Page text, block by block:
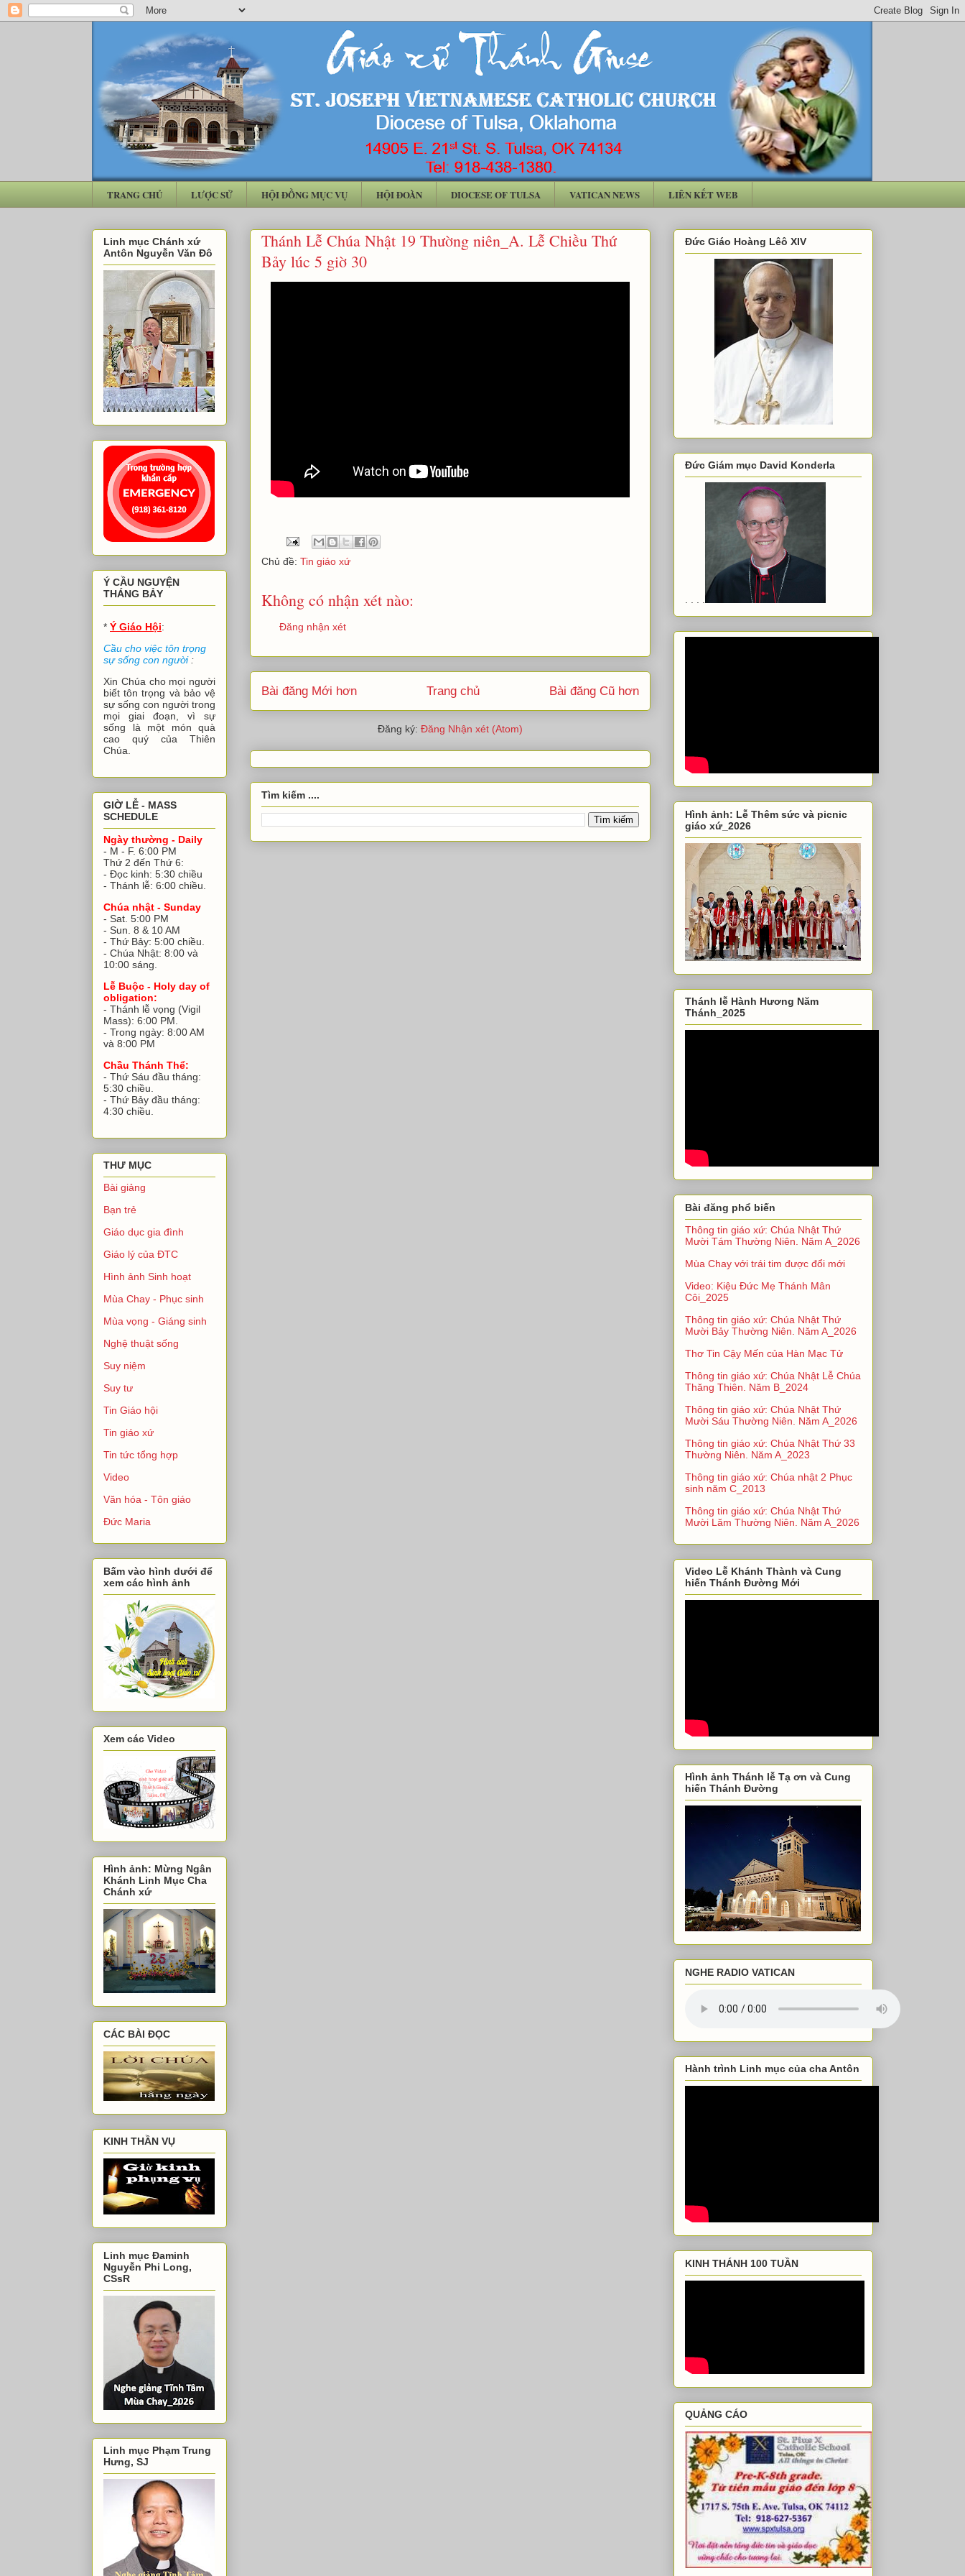
TRANG CHỦ LƯỢC SỬ HỘI ĐỒNG MỤC VỤ HỘI ĐOÀN DIOCESE OF TULSA VATICAN NEWS LIÊN KẾT WEB
Thánh Lễ Chúa Nhật 19 Thường niên_A. Lễ Chiều Thứ
Bảy lúc 5 giờ 30
Chủ đề: Tin giáo xứ
Không có nhận xét nào:
Đăng nhận xét
Bài đăng Mới hơn Bài đăng Cũ hơn
Trang chủ
Đăng ký: Đăng Nhận xét (Atom)
Tìm kiếm ....
Linh mục Chánh xứ
Antôn Nguyễn Văn Đô
Ý CẦU NGUYỆN
THÁNG BẢY
* Ý Giáo Hội:
Cầu cho việc tôn trọng
sự sống con người:
Xin Chúa cho mọi người
biết tôn trọng và bảo vệ
sự sống con người trong
mọi giai đoạn, vì sự
sống là một món quà
cao quý của Thiên
Chúa.
GIỜ LỄ - MASS
SCHEDULE
Ngày thường - Daily
- M - F. 6:00 PM
Thứ 2 đến Thứ 6:
- Đọc kinh: 5:30 chiều
- Thánh lễ: 6:00 chiều.
Chúa nhật - Sunday
- Sat. 5:00 PM
- Sun. 8 & 10 AM
- Thứ Bảy: 5:00 chiều.
- Chúa Nhật: 8:00 và
10:00 sáng.
Lễ Buộc - Holy day of
obligation:
- Thánh lễ vọng (Vigil
Mass): 6:00 PM.
- Trong ngày: 8:00 AM
và 8:00 PM
Chầu Thánh Thể:
- Thứ Sáu đầu tháng:
5:30 chiều.
- Thứ Bảy đầu tháng:
4:30 chiều.
THƯ MỤC
Bài giảng
Bạn trẻ
Giáo dục gia đình
Giáo lý của ĐTC
Hình ảnh Sinh hoạt
Mùa Chay - Phục sinh
Mùa vọng - Giáng sinh
Nghệ thuật sống
Suy niệm
Suy tư
Tin Giáo hội
Tin giáo xứ
Tin tức tổng hợp
Video
Văn hóa - Tôn giáo
Đức Maria
Bấm vào hình dưới để
xem các hình ảnh
Xem các Video
Hình ảnh: Mừng Ngân
Khánh Linh Mục Cha
Chánh xứ
CÁC BÀI ĐỌC
KINH THẦN VỤ
Linh mục Đaminh
Nguyễn Phi Long,
CSsR
Linh mục Phạm Trung
Hưng, SJ
Đức Giáo Hoàng Lêô XIV
Đức Giám mục David Konderla
. . . .
Hình ảnh: Lễ Thêm sức và picnic
giáo xứ_2026
Thánh lễ Hành Hương Năm
Thánh_2025
Bài đăng phổ biến
Thông tin giáo xứ: Chúa Nhật Thứ
Mười Tám Thường Niên. Năm A_2026
Mùa Chay với trái tim được đổi mới
Video: Kiệu Đức Mẹ Thánh Mân
Côi_2025
Thông tin giáo xứ: Chúa Nhật Thứ
Mười Bảy Thường Niên. Năm A_2026
Thơ Tin Cậy Mến của Hàn Mạc Tử
Thông tin giáo xứ: Chúa Nhật Lễ Chúa
Thăng Thiên. Năm B_2024
Thông tin giáo xứ: Chúa Nhật Thứ
Mười Sáu Thường Niên. Năm A_2026
Thông tin giáo xứ: Chúa Nhật Thứ 33
Thường Niên. Năm A_2023
Thông tin giáo xứ: Chúa nhật 2 Phục
sinh năm C_2013
Thông tin giáo xứ: Chúa Nhật Thứ
Mười Lăm Thường Niên. Năm A_2026
Video Lễ Khánh Thành và Cung
hiến Thánh Đường Mới
Hình ảnh Thánh lễ Tạ ơn và Cung
hiến Thánh Đường
NGHE RADIO VATICAN
Hành trình Linh mục của cha Antôn
KINH THÁNH 100 TUẦN
QUẢNG CÁO